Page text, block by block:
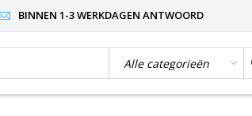
BINNEN 1-3 WERKDAGEN ANTWOORD